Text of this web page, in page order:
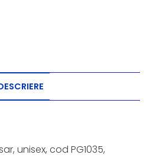
unisex, cod PG1035,